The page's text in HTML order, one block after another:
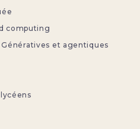
computing
et agentiques